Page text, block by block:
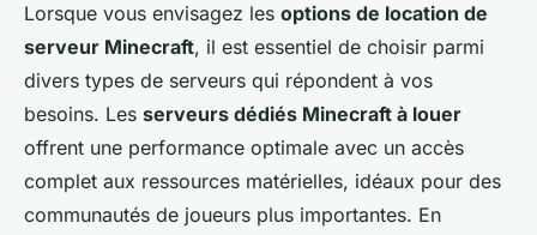
Lorsque vous envisagez les options de location de
serveur Minecraft, il est essentiel de choisir parmi
divers types de serveurs qui répondent à vos
besoins. Les serveurs dédiés Minecraft à louer
offrent une performance optimale avec un accès
complet aux ressources matérielles, idéaux pour des
communautés de joueurs plus importantes. En